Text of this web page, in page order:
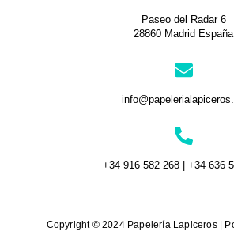
Paseo del Radar 6
28860 Madrid España
+34 916 582 268 | +34 636
Copyright © 2024 Papelería Lapiceros |